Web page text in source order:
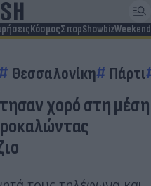
ΚόσμοςΣπορShowbizWeekend
Θεσσαλονίκη Πάρτι
χορό στη μέση